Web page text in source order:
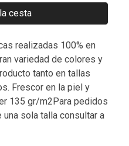
cesta
realizadas 100% en
variedad de colores y
tanto en tallas
Frescor en la piel y
135 gr/m2Para pedidos
sola talla consultar a